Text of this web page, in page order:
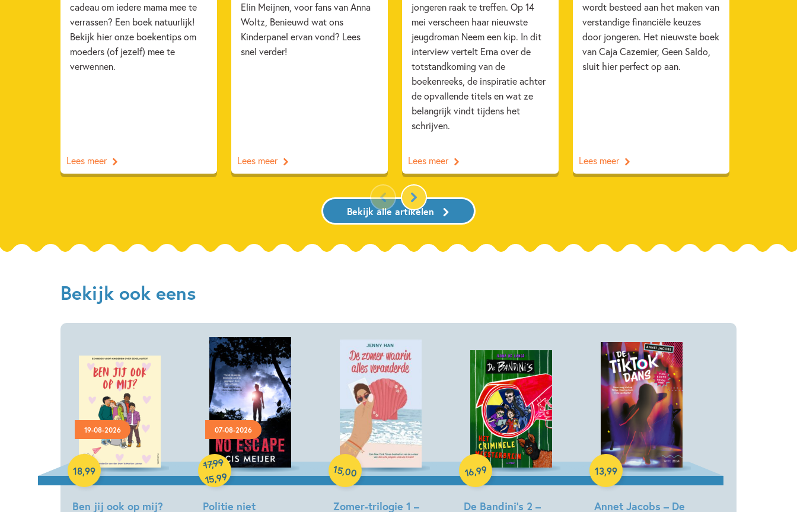
cadeau om iedere mama mee te
verrassen? Een boek natuurlijk!
Bekijk hier onze boekentips om
moeders (of jezelf) mee te
verwennen.
Lees meer
Elin Meijnen, voor fans van Anna
Woltz, Benieuwd wat ons
Kinderpanel ervan vond? Lees
snel verder!
Lees meer
jongeren raak te treffen. Op 14
mei verscheen haar nieuwste
jeugdroman Neem een kip. In dit
interview vertelt Erna over de
totstandkoming van de
boekenreeks, de inspiratie achter
de opvallende titels en wat ze
belangrijk vindt tijdens het
schrijven.
Lees meer
wordt besteed aan het maken van
verstandige financiële keuzes
door jongeren. Het nieuwste boek
van Caja Cazemier, Geen Saldo,
sluit hier perfect op aan.
Lees meer
Bekijk alle artikelen
Bekijk ook eens
19-08-2026
Ben jij ook op mij?
18,99
Hardcover
07-08-2026
Politie niet
17,99
15,99
Hardcover
Zomer-trilogie 1 –
15,00
Paperback
De Bandini’s 2 –
16,99
Hardcover
Annet Jacobs – De
13,99
Hardcover